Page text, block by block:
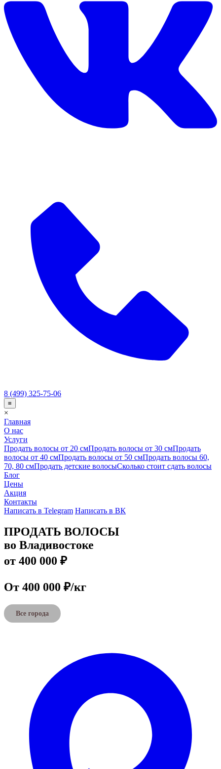
8 (499) 325-75-06
≡
×
Главная
О нас
Услуги
Продать волосы от 20 смПродать волосы от 30 смПродать
волосы от 40 смПродать волосы от 50 смПродать волосы 60,
70, 80 смПродать детские волосыСколько стоит сдать волосы
Блог
Цены
Акция
Контакты
Написать в Telegram Написать в ВК
ПРОДАТЬ ВОЛОСЫ
во Владивостоке
от 400 000 ₽
От 400 000 ₽/кг
Все города